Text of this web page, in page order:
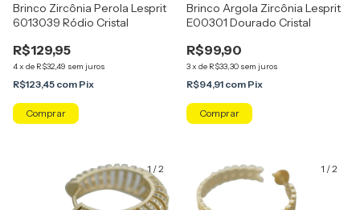
Brinco Zircônia Perola Lesprit
6013039 Ródio Cristal
R$129,95
4x de R$32,49 sem juros
R$123,45 com Pix
Brinco Argola Zircônia Lesprit
E00301 Dourado Cristal
R$99,90
3x de R$33,30 sem juros
R$94,91 com Pix
1 /2 1 /2